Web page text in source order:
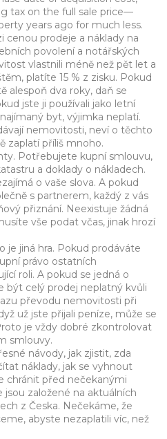
tax on the full sale price—
years ago for much less.
cenou prodeje a náklady na
povolení a notářských
vlastnili méně než pět let a
platíte 15 % z zisku. Pokud
alespoň dva roky, daň se
jste ji používali jako letní
byt, výjimka neplatí.
nemovitosti, neví o těchto
zaplatí příliš mnoho.
Potřebujete kupní smlouvu,
a doklady o nákladech.
o vaše slova. A pokud
s partnerem, každý z vás
přiznání. Neexistuje žádná
vše podat včas, jinak hrozí
je jiná hra. Pokud prodáváte
právo ostatních
roli. A pokud se jedná o
být celý prodej neplatný kvůli
převodu nemovitosti při
už jste přijali peníze, může se
je vždy dobré zkontrolovat
smlouvy.
návody, jak zjistit, zda
náklady, jak se vyhnout
chránit před nečekanými
jsou založené na aktuálních
z Česka. Nečekáme, že
abyste nezaplatili víc, než